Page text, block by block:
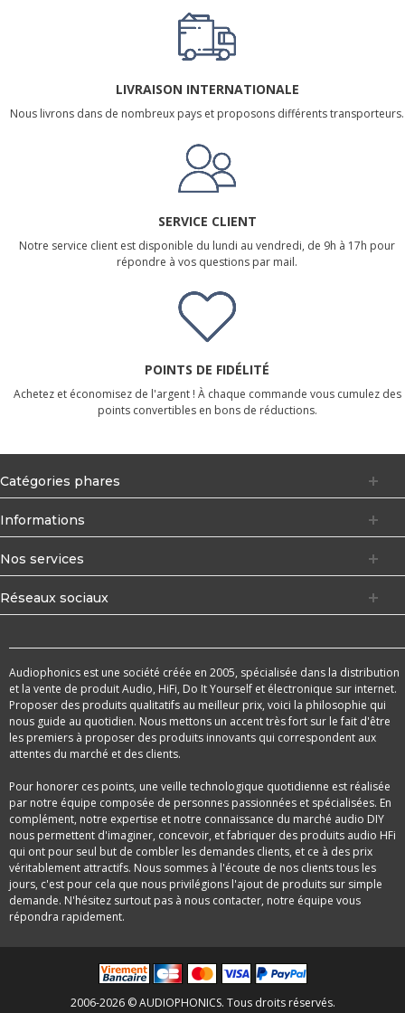
LIVRAISON INTERNATIONALE
Nous livrons dans de nombreux pays et proposons différents transporteurs.
SERVICE CLIENT
Notre service client est disponible du lundi au vendredi, de 9h à 17h pour
répondre à vos questions par mail.
POINTS DE FIDÉLITÉ
Achetez et économisez de l'argent ! À chaque commande vous cumulez des
points convertibles en bons de réductions.
Catégories phares
Informations
Nos services
Réseaux sociaux
Audiophonics est une société créée en 2005, spécialisée dans la distribution
et la vente de produit Audio, HiFi, Do It Yourself et électronique sur internet.
Proposer des produits qualitatifs au meilleur prix, voici la philosophie qui
nous guide au quotidien. Nous mettons un accent très fort sur le fait d'être
les premiers à proposer des produits innovants qui correspondent aux
attentes du marché et des clients.
Pour honorer ces points, une veille technologique quotidienne est réalisée
par notre équipe composée de personnes passionnées et spécialisées. En
complément, notre expertise et notre connaissance du marché audio DIY
nous permettent d'imaginer, concevoir, et fabriquer des produits audio HFi
qui ont pour seul but de combler les demandes clients, et ce à des prix
véritablement attractifs. Nous sommes à l'écoute de nos clients tous les
jours, c'est pour cela que nous privilégions l'ajout de produits sur simple
demande. N'hésitez surtout pas à nous contacter, notre équipe vous
répondra rapidement.
2006-2026 © AUDIOPHONICS. Tous droits réservés.